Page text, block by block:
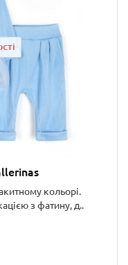
кольорі.
з фатину, д..